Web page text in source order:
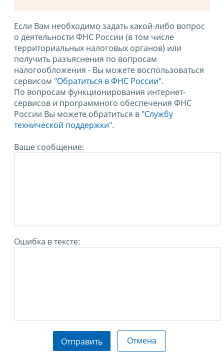
Если Вам необходимо задать какой-либо вопрос
о деятельности ФНС России (в том числе
территориальных налоговых органов) или
получить разъяснения по вопросам
налогообложения - Вы можете воспользоваться
сервисом "Обратиться в ФНС России".
По вопросам функционирования интернет-
сервисов и программного обеспечения ФНС
России Вы можете обратиться в "Службу
технической поддержки".
Ваше сообщение:
Ошибка в тексте:
Отправить Отмена